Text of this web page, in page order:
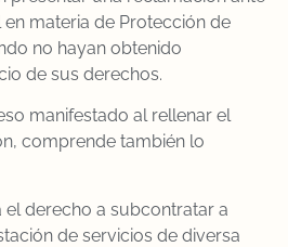
materia de Protección de
no hayan obtenido
de sus derechos.
manifestado al rellenar el
comprende también lo
el derecho a subcontratar a
de servicios de diversa